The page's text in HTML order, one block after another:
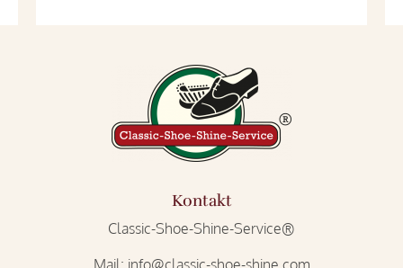
Kontakt
Classic-Shoe-Shine-Service®